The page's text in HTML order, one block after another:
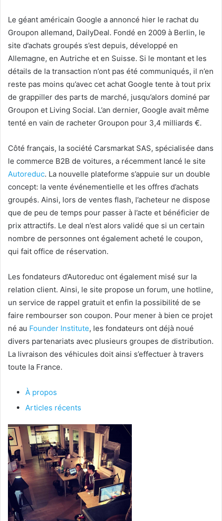
Le géant américain Google a annoncé hier le rachat du
Groupon allemand, DailyDeal. Fondé en 2009 à Berlin, le
site d’achats groupés s’est depuis, développé en
Allemagne, en Autriche et en Suisse. Si le montant et les
détails de la transaction n’ont pas été communiqués, il n’en
reste pas moins qu’avec cet achat Google tente à tout prix
de grappiller des parts de marché, jusqu’alors dominé par
Groupon et Living Social. L’an dernier, Google avait même
tenté en vain de racheter Groupon pour 3,4 milliards €.
Côté français, la société Carsmarkat SAS, spécialisée dans
le commerce B2B de voitures, a récemment lancé le site
Autoreduc. La nouvelle plateforme s’appuie sur un double
concept: la vente événementielle et les offres d’achats
groupés. Ainsi, lors de ventes flash, l’acheteur ne dispose
que de peu de temps pour passer à l’acte et bénéficier de
prix attractifs. Le deal n’est alors validé que si un certain
nombre de personnes ont également acheté le coupon,
qui fait office de réservation.
Les fondateurs d’Autoreduc ont également misé sur la
relation client. Ainsi, le site propose un forum, une hotline,
un service de rappel gratuit et enfin la possibilité de se
faire rembourser son coupon. Pour mener à bien ce projet
né au Founder Institute, les fondateurs ont déjà noué
divers partenariats avec plusieurs groupes de distribution.
La livraison des véhicules doit ainsi s’effectuer à travers
toute la France.
À propos
Articles récents